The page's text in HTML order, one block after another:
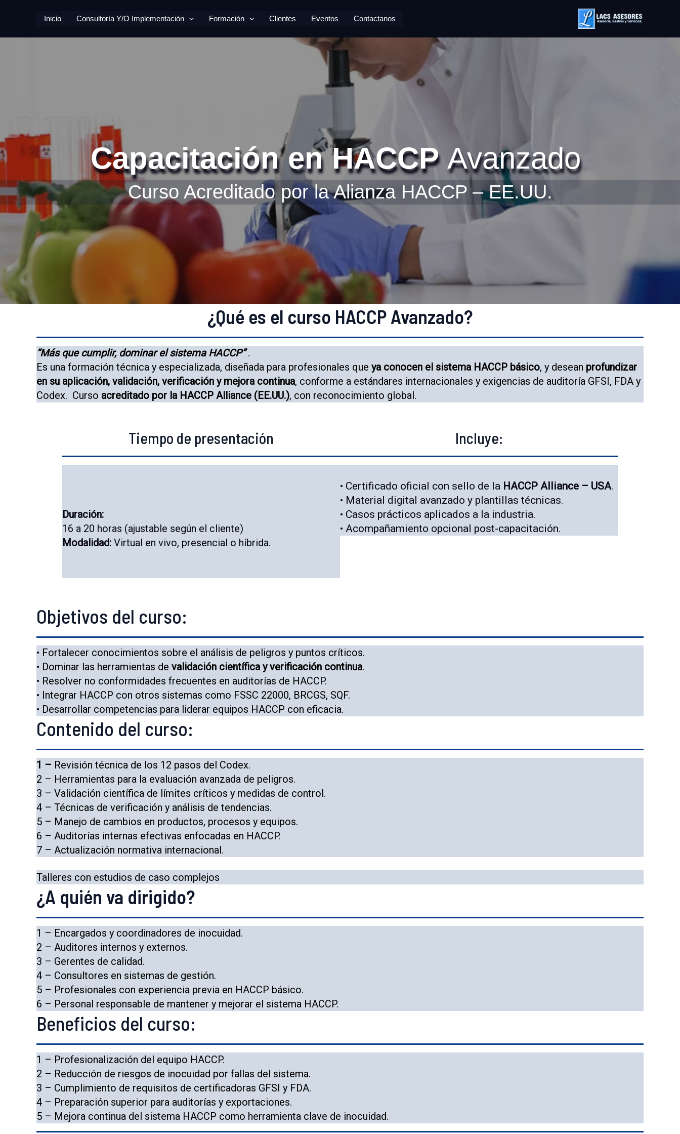
contenido
Inicio Consultoría Y/o Implementación Formación Clientes Eventos Contactanos
Capacitación en HACCPAvanzado
Curso Acreditado por la Alianza HACCP – EE.UU.
¿Qué es el curso HACCP Avanzado?
“Más que cumplir, dominar el sistema HACCP”.
Es una formación técnica y especializada, diseñada para profesionales que ya conocen el sistema HACCP básico, y desean profundizar
en su aplicación, validación, verificación y mejora continua, conforme a estándares internacionales y exigencias de auditoría GFSI, FDA y
Codex. Curso acreditado por la HACCP Alliance (EE.UU.), con reconocimiento global.
Tiempo de presentación
Duración:
16 a 20 horas (ajustable según el cliente)
Modalidad: Virtual en vivo, presencial o híbrida.
Incluye:
• Certificado oficial con sello de la HACCP Alliance – USA.
• Material digital avanzado y plantillas técnicas.
• Casos prácticos aplicados a la industria.
• Acompañamiento opcional post-capacitación.
Objetivos del curso:
• Fortalecer conocimientos sobre el análisis de peligros y puntos críticos.
• Dominar las herramientas de validación científica y verificación continua.
• Resolver no conformidades frecuentes en auditorías de HACCP.
• Integrar HACCP con otros sistemas como FSSC 22000, BRCGS, SQF.
• Desarrollar competencias para liderar equipos HACCP con eficacia.
Contenido del curso:
1 – Revisión técnica de los 12 pasos del Codex.
2 – Herramientas para la evaluación avanzada de peligros.
3 – Validación científica de límites críticos y medidas de control.
4 – Técnicas de verificación y análisis de tendencias.
5 – Manejo de cambios en productos, procesos y equipos.
6 – Auditorías internas efectivas enfocadas en HACCP.
7 – Actualización normativa internacional.
Talleres con estudios de caso complejos
¿A quién va dirigido?
1 – Encargados y coordinadores de inocuidad.
2 – Auditores internos y externos.
3 – Gerentes de calidad.
4 – Consultores en sistemas de gestión.
5 – Profesionales con experiencia previa en HACCP básico.
6 – Personal responsable de mantener y mejorar el sistema HACCP.
Beneficios del curso:
1 – Profesionalización del equipo HACCP.
2 – Reducción de riesgos de inocuidad por fallas del sistema.
3 – Cumplimiento de requisitos de certificadoras GFSI y FDA.
4 – Preparación superior para auditorías y exportaciones.
5 – Mejora continua del sistema HACCP como herramienta clave de inocuidad.